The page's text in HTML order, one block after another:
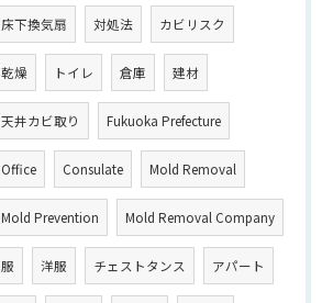
床下換気扇 対処法 カビリスク
乾燥 トイレ 倉庫 建材
天井カビ取り Fukuoka Prefecture
Office Consulate Mold Removal
Mold Prevention Mold Removal Company
服 洋服 チェストタンス アパート